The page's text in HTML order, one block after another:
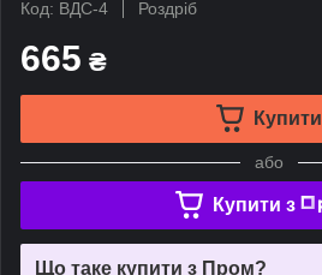
Код: ВДС-4
Роздріб
665 ₴
Купити
або
Купити з
Що таке купити з Пром?